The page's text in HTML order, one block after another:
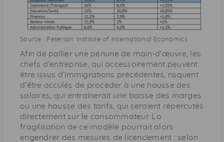
Source : Peterson Institute of International Economics
Afin de pallier une pénurie de main-d’œuvre, les
chefs d’entreprise, qui accessoirement peuvent
être issus d’immigrations précédentes, risquent
d’être acculés de procéder à une hausse des
salaires, qui entraînerait une baisse des marges
ou une hausse des tarifs, qui seraient répercutés
directement sur le consommateur. La
fragilisation de ce modèle pourrait alors
engendrer des mesures de licenciement : selon